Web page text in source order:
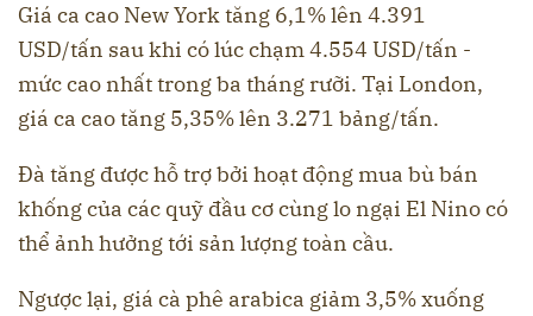
Giá ca cao New York tăng 6,1% lên 4.391
USD/tấn sau khi có lúc chạm 4.554 USD/tấn -
mức cao nhất trong ba tháng rưỡi. Tại London,
giá ca cao tăng 5,35% lên 3.271 bảng/tấn.
Đà tăng được hỗ trợ bởi hoạt động mua bù bán
khống của các quỹ đầu cơ cùng lo ngại El Nino có
thể ảnh hưởng tới sản lượng toàn cầu.
Ngược lại, giá cà phê arabica giảm 3,5% xuống